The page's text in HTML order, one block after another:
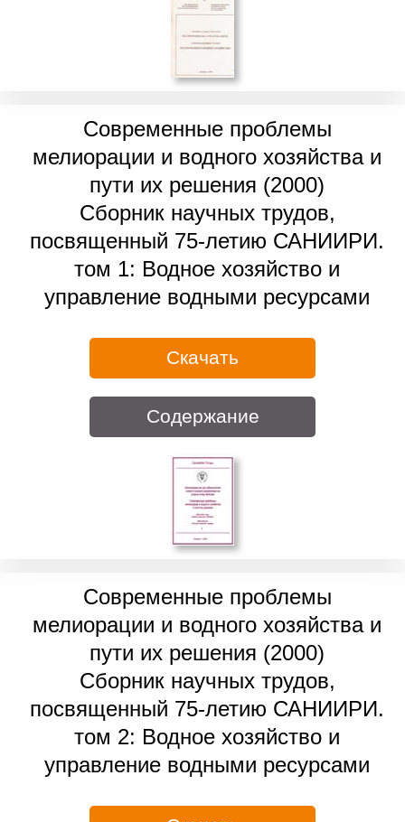
Современные проблемы
мелиорации и водного хозяйства и
пути их решения (2000)
Сборник научных трудов,
посвященный 75-летию САНИИРИ.
том 1: Водное хозяйство и
управление водными ресурсами
Скачать
Содержание
Современные проблемы
мелиорации и водного хозяйства и
пути их решения (2000)
Сборник научных трудов,
посвященный 75-летию САНИИРИ.
том 2: Водное хозяйство и
управление водными ресурсами